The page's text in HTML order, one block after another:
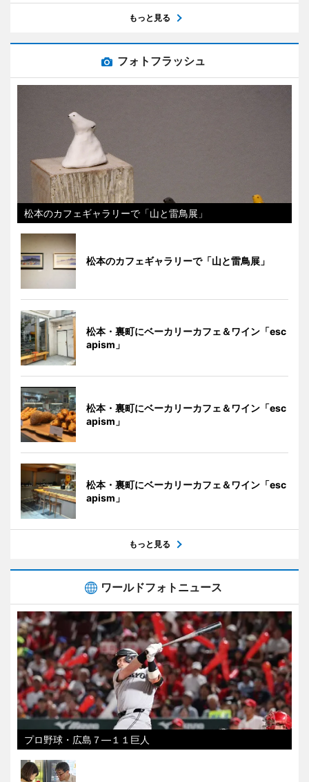
もっと見る
フォトフラッシュ
松本のカフェギャラリーで「山と雷鳥展」
松本のカフェギャラリーで「山と雷鳥展」
松本・裏町にベーカリーカフェ＆ワイン「esc
apism」
松本・裏町にベーカリーカフェ＆ワイン「esc
apism」
松本・裏町にベーカリーカフェ＆ワイン「esc
apism」
もっと見る
ワールドフォトニュース
プロ野球・広島７―１１巨人